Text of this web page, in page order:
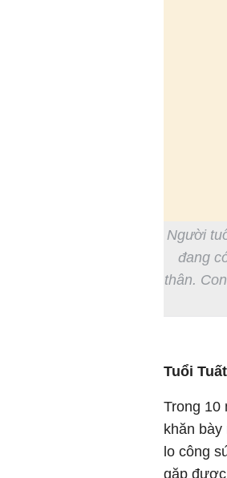
Người
đang
thân.
Tuổi Tuất
Trong 10
khăn
lo công
gặp